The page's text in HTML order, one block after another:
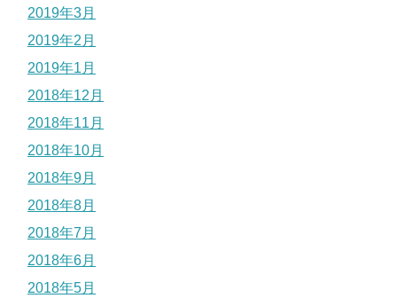
2019年3月
2019年2月
2019年1月
2018年12月
2018年11月
2018年10月
2018年9月
2018年8月
2018年7月
2018年6月
2018年5月